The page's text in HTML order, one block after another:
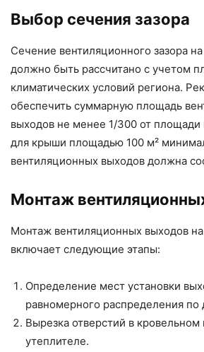
Выбор сечения зазора
Сечение вентиляционного зазора
должно быть рассчитано с учетом
климатических условий региона.
обеспечить суммарную площадь
выходов не менее 1/300 от
для крыши площадью 100 м²
вентиляционных выходов должна
Монтаж
Монтаж вентиляционных выходов
включает следующие этапы:
Определение мест установки
равномерного распределения по
Вырезка отверстий в
утеплителе.